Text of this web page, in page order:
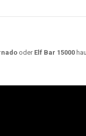
oder Elf Bar 15000